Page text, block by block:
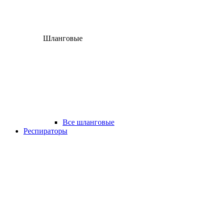
Шланговые
Все шланговые
Респираторы